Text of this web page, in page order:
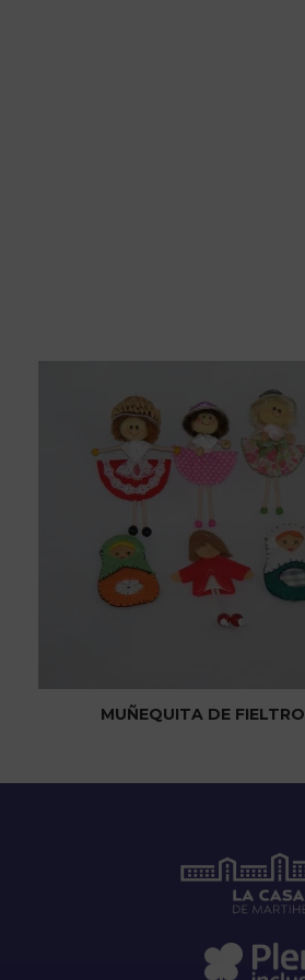
MUÑEQUITA DE FIELTRO